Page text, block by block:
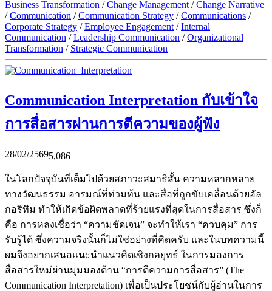
Business Transformation /Change Management /Change Narrative
/Communication /Communication Strategy /Communications /
Corporate Strategy /Employee Engagement /Internal
Communication /Leadership Communication /Organizational
Transformation / Strategic Communication
Communication Interpretation กับเข้าใจ
การสื่อสารผ่านการตีความของผู้ฟัง
28/02/25695,086
ในโลกปัจจุบันที่เต็มไปด้วยสภาวะสมาธิสั้น ความหลากหลาย
ทางวัฒนธรรม อารมณ์ที่ท่วมท้น และสื่อที่ถูกขับเคลื่อนด้วยอัล
กอริทึม ทำให้เกิดข้อผิดพลาดที่ร้ายแรงที่สุดในการสื่อสาร ซึ่งก็
คือ การหลงเชื่อว่า “ความชัดเจน” จะทำให้เรา “ควบคุม” การ
รับรู้ได้ ซึ่งความจริงนั้นก็ไม่ใช่อย่างที่คิดครับ และในบทความนี้
ผมจึงอยากเสนอแนะนำแนวคิดเชิงกลยุทธ์ ในการมองการ
สื่อสารใหม่ผ่านมุมมองด้าน “การตีความการสื่อสาร” (The
Communication Interpretation) เพื่อเป็นประโยชน์กับผู้อ่านในการ